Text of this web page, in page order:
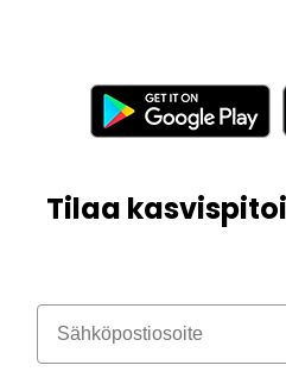
Tilaa